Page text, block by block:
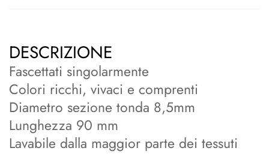
DESCRIZIONE
Fascettati singolarmente
Colori ricchi, vivaci e comprenti
Diametro sezione tonda 8,5mm
Lunghezza 90 mm
Lavabile dalla maggior parte dei tessuti